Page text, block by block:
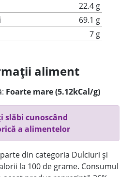
22.4 g
69.1 g
7 g
aliment
Foarte mare (5.12kCal/g)
slăbi cunoscând
a alimentelor
din categoria Dulciuri și
la 100 de grame. Consumul